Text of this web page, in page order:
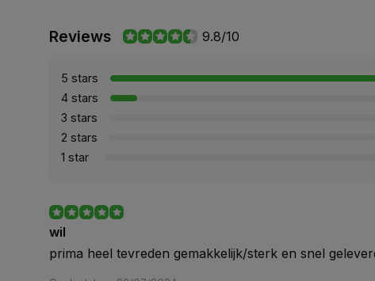
Reviews 9.8/10
5 stars
4 stars
3 stars
2 stars
1 star
wil
prima heel tevreden gemakkelijk/sterk en snel